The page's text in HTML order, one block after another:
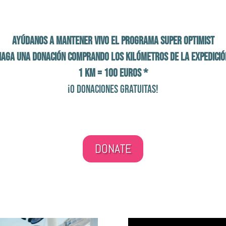
Ayúdanos a mantener vivo el programa Super Optimist
una donación comprando los kilómetros de la
1 Km = 100 euros *
¡o donaciones gratuitas!
DONATE